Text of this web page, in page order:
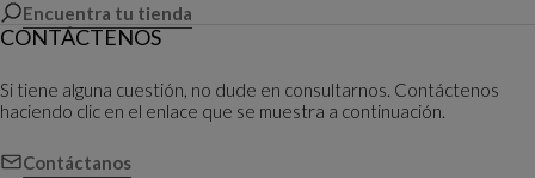
Encuentra tu tienda
CONTÁCTENOS
Si tiene alguna cuestión, no dude en consultarnos. Contáctenos
haciendo clic en el enlace que se muestra a continuación.
Contáctanos